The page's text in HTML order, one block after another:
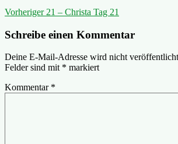
Beitragsnavigation
Vorheriger Vorheriger
21 – Christa Tag 21
Schreibe einen Kommentar
Deine E-Mail-Adresse wird nicht
Felder sind mit * markiert
Kommentar *